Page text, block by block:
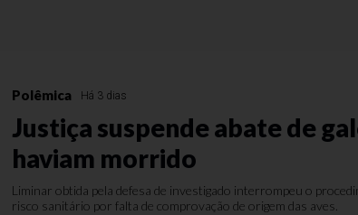
Polêmica Há 3 dias
Justiça suspende abate de
haviam morrido
Liminar obtida pela defesa de investigado interrompeu o
risco sanitário por falta de comprovação de origem das aves.